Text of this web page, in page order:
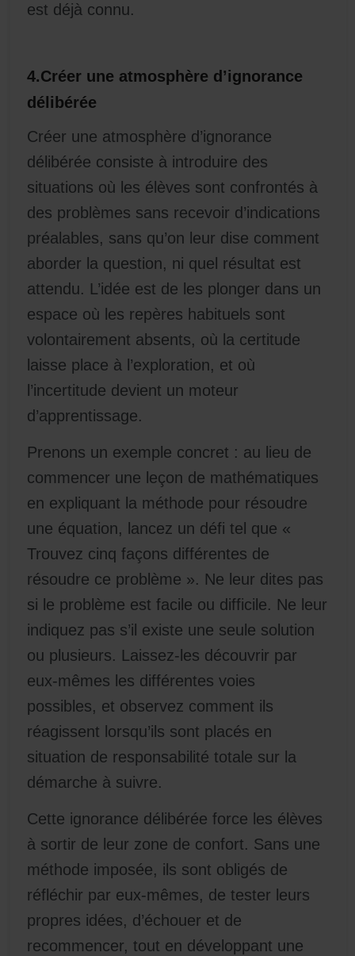
est déjà connu.
4.Créer une atmosphère d’ignorance
délibérée
Créer une atmosphère d’ignorance
délibérée consiste à introduire des
situations où les élèves sont confrontés à
des problèmes sans recevoir d’indications
préalables, sans qu’on leur dise comment
aborder la question, ni quel résultat est
attendu. L’idée est de les plonger dans un
espace où les repères habituels sont
volontairement absents, où la certitude
laisse place à l’exploration, et où
l’incertitude devient un moteur
d’apprentissage.
Prenons un exemple concret : au lieu de
commencer une leçon de mathématiques
en expliquant la méthode pour résoudre
une équation, lancez un défi tel que «
Trouvez cinq façons différentes de
résoudre ce problème ». Ne leur dites pas
si le problème est facile ou difficile. Ne leur
indiquez pas s’il existe une seule solution
ou plusieurs. Laissez-les découvrir par
eux-mêmes les différentes voies
possibles, et observez comment ils
réagissent lorsqu’ils sont placés en
situation de responsabilité totale sur la
démarche à suivre.
Cette ignorance délibérée force les élèves
à sortir de leur zone de confort. Sans une
méthode imposée, ils sont obligés de
réfléchir par eux-mêmes, de tester leurs
propres idées, d’échouer et de
recommencer, tout en développant une